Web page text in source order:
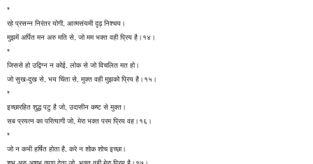
*
रहे प्रसन्न निरंतर योगी, आत्मसंयमी दृढ़ निश्चय।
मुझमें अर्पित मन अरु मति से, जो मम भक्त वही प्रिय है।१४।
*
जिससे हो उद्विग्न न कोई, लोक से जो विचलित मत हो।
जो सुख-दुख से, भय चिंता से, मुक्त वही मुझको प्रिय है।१५।
*
इच्छारहित शुद्ध पटु है जो, उदासीन कष्ट से मुक्त।
सब प्रयत्न का परित्यागी जो, मेरा भक्त परम प्रिय वह।१६।
*
जो न कभी हर्षित होता है, करे न शोक शोच इच्छा।